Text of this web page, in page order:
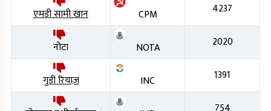
एमडी सामी खान CPM 4237
नोटा NOTA 2020
गुडी रियाज़ INC 1391